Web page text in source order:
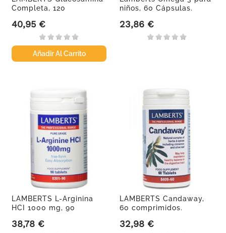
Completa, 120
Precio
40,95 €
Añadir Al Carrito
niños, 60 Cápsulas.
Precio
23,86 €
LAMBERTS L-Arginina
HCI 1000 mg, 90
Precio
38,78 €
LAMBERTS Candaway,
60 comprimidos.
Precio
32,98 €